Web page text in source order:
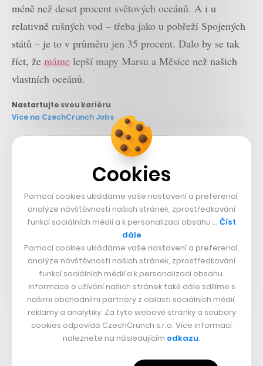
méně než deset procent světových oceánů. A i u
relativně rušných vod – třeba jako u pobřeží Spojených
států – je to v průměru jen 35 procent. Dalo by se tak
říct, že máme lepší mapy Marsu a Měsíce než našich
vlastních oceánů.
Nastartujte svou kariéru
Více na CzechCrunch Jobs
Cookies
Pomocí cookies ukládáme vaše nastavení a preferencí,
analýze návštěvnosti našich stránek, zprostředkování
funkcí sociálních médií a k personalizaci obsahu … Číst
dále
Pomocí cookies ukládáme vaše nastavení a preferencí,
analýze návštěvnosti našich stránek, zprostředkování
funkcí sociálních médií a k personalizaci obsahu.
Informace o užívání našich stránek také dále sdílíme s
našimi obchodními partnery z oblasti sociálních médií,
reklamy a analytiky. Za tyto webové stránky a soubory
cookies odpovídá CzechCrunch s.r.o. Více informací
naleznete na následujícím odkazu.